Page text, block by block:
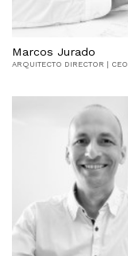
Marcos Jurado
ARQUITECTO DIRECTOR | CEO